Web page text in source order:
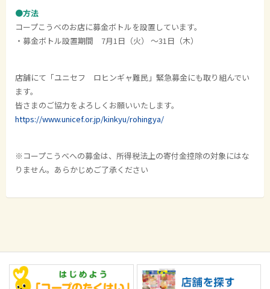
●方法
コープこうべのお店に募金ボトルを設置しています。
・募金ボトル設置期間 7月1日（火） ～31日（木）
店舗にて「ユニセフ ロヒンギャ難民」緊急募金にも取り組んでい
ます。
皆さまのご協力をよろしくお願いいたします。
https://www.unicef.or.jp/kinkyu/rohingya/
※コープこうべへの募金は、所得税法上の寄付金控除の対象にはな
りません。あらかじめご了承ください